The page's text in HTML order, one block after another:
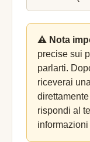
⚠️ Nota
precise sui
parlarti.
riceverai
rispondi al